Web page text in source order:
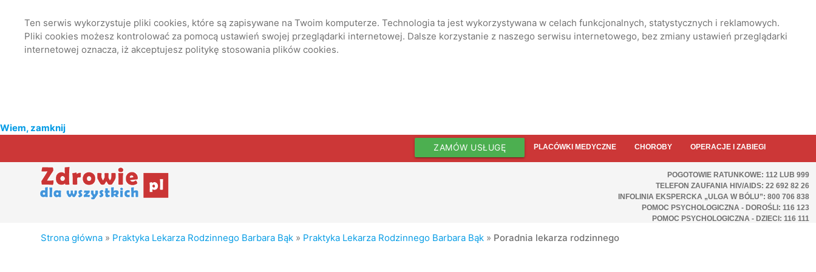
Ten serwis wykorzystuje pliki cookies, które są zapisywane na Twoim komputerze. Technologia ta jest wykorzystywana w celach funkcjonalnych, statystycznych i reklamowych.
Pliki cookies możesz kontrolować za pomocą ustawień swojej przeglądarki internetowej. Dalsze korzystanie z naszego serwisu internetowego, bez zmiany ustawień przeglądarki
internetowej oznacza, iż akceptujesz politykę stosowania plików cookies.
Wiem, zamknij
ZAMÓW USŁUGĘ PLACÓWKI MEDYCZNE CHOROBY OPERACJE I ZABIEGI
POGOTOWIE RATUNKOWE: 112 LUB 999
TELEFON ZAUFANIA HIV/AIDS: 22 692 82 26
INFOLINIA EKSPERCKA „ULGA W BÓLU”: 800 706 838
POMOC PSYCHOLOGICZNA - DOROŚLI: 116 123
POMOC PSYCHOLOGICZNA - DZIECI: 116 111
Strona główna » Praktyka Lekarza Rodzinnego Barbara Bąk » Praktyka Lekarza Rodzinnego Barbara Bąk » Poradnia lekarza rodzinnego